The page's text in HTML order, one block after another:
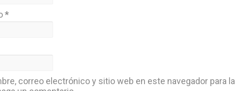
*
correo electrónico y sitio web en este navegador para la